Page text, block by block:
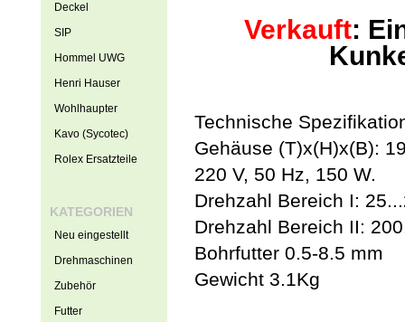
Verkauft:
Technische
Gehäuse (T)x(H)x(B):
220 V, 50 Hz, 150 W.
Drehzahl Bereich I:
Drehzahl Bereich II:
Bohrfutter 0.5-8.5 mm
Gewicht 3.1Kg
Deckel
SIP
Hommel UWG
Henri Hauser
Wohlhaupter
Kavo (Sycotec)
Rolex Ersatzteile
KATEGORIEN
Neu eingestellt
Drehmaschinen
Zubehör
Futter